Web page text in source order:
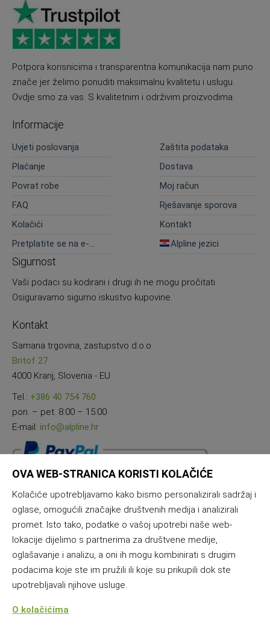
Potpora korisnicima i transparentna komunikacija nam puno
znače jer želimo ponuditi maksimalnu kvalitetu i uslugu.
Ovdje smo za vas. S kvalitetnim i održivim proizvodima.
Informacije
Uvjeti poslovanja
Zaštita podataka
Plaćanje
Dostava
Povrat robe
Moj račun
FAQ
Rješavanje sporova
Kolačići
Kontakt
Pretplatite se na e-
Alpline jezici
Sigurnost
Vaši podaci su kodirani i drugi ih ne mogu pročitati.
Osiguravamo sigurno iskustvo kupovine.
Kontakt
Samana trgovina, zastupstvo d.o.o.
Britof 27
4000 Kranj, Slovenia - EU
Tel.: +386 40 754 760
pon. – pet. 8:00 – 15:00
E-mail: info@alpline.hr
OVA WEB-STRANICA KORISTI KOLAČIĆE
Kolačiće upotrebljavamo kako bismo personalizirali sadržaj i
oglase, omogućili značajke društvenih medija i analizirali
promet. Isto tako, podatke o vašoj upotrebi naše web-
lokacije dijelimo s partnerima za društvene medije,
oglašavanje i analizu, a oni ih mogu kombinirati s drugim
podacima koje ste im pružili ili koje su prikupili dok ste
upotrebljavali njihove usluge.
O kolačićima